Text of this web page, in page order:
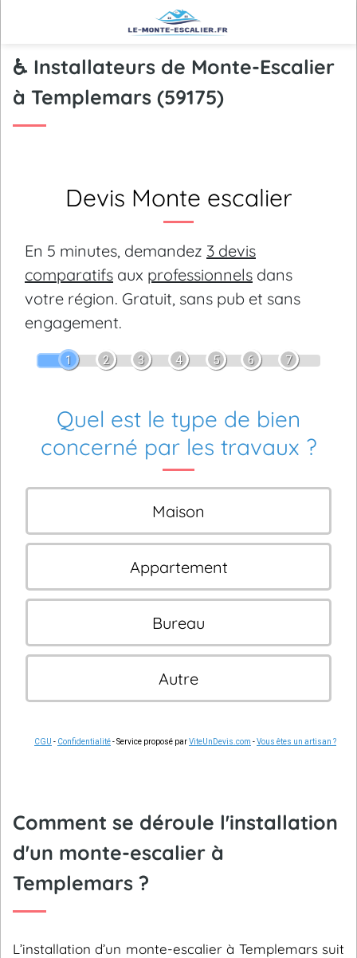
♿ Installateurs de Monte-Escalier
à Templemars (59175)
Devis Monte escalier
En 5 minutes, demandez 3 devis
comparatifs aux professionnels dans
votre région. Gratuit, sans pub et sans
engagement.
1 2 3 4 5 6 7
Quel est le type de bien
concerné par les travaux ?
Maison
Appartement
Bureau
Autre
CGU - Confidentialité- Service proposé parViteUnDevis.com -Vous êtes un artisan ?
Comment se déroule l'installation
d'un monte-escalier à
Templemars ?
L’installation d’un monte-escalier à Templemars suit